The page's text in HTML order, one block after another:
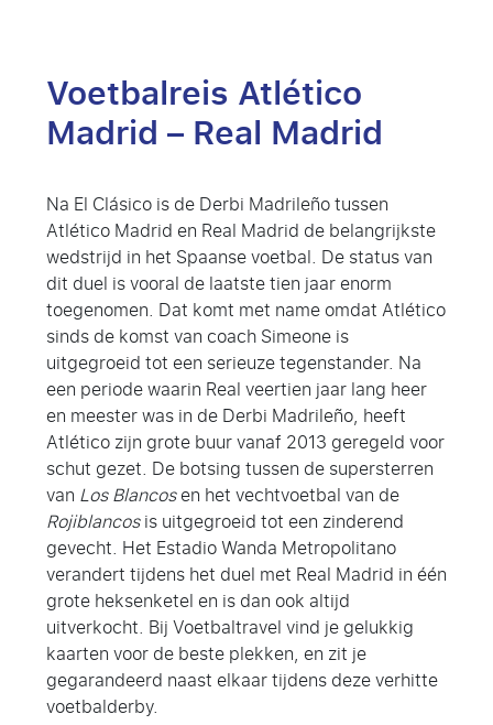
Voetbalreis Atlético
Madrid – Real Madrid
Na El Clásico is de Derbi Madrileño tussen
Atlético Madrid en Real Madrid de belangrijkste
wedstrijd in het Spaanse voetbal. De status van
dit duel is vooral de laatste tien jaar enorm
toegenomen. Dat komt met name omdat Atlético
sinds de komst van coach Simeone is
uitgegroeid tot een serieuze tegenstander. Na
een periode waarin Real veertien jaar lang heer
en meester was in de Derbi Madrileño, heeft
Atlético zijn grote buur vanaf 2013 geregeld voor
schut gezet. De botsing tussen de supersterren
van Los Blancosen het vechtvoetbal van de
Rojiblancosis uitgegroeid tot een zinderend
gevecht. Het Estadio Wanda Metropolitano
verandert tijdens het duel met Real Madrid in één
grote heksenketel en is dan ook altijd
uitverkocht. Bij Voetbaltravel vind je gelukkig
kaarten voor de beste plekken, en zit je
gegarandeerd naast elkaar tijdens deze verhitte
voetbalderby.